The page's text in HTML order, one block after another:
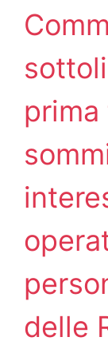
prima
delle